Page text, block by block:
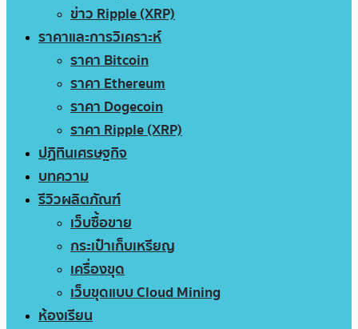
ข่าว Ripple (XRP)
ราคาและการวิเคราะห์
ราคา Bitcoin
ราคา Ethereum
ราคา Dogecoin
ราคา Ripple (XRP)
ปฏิทินเศรษฐกิจ
บทความ
รีวิวผลิตภัณฑ์
เว็บซื้อขาย
กระเป๋าเก็บเหรียญ
เครื่องขุด
เว็บขุดแบบ Cloud Mining
ห้องเรียน